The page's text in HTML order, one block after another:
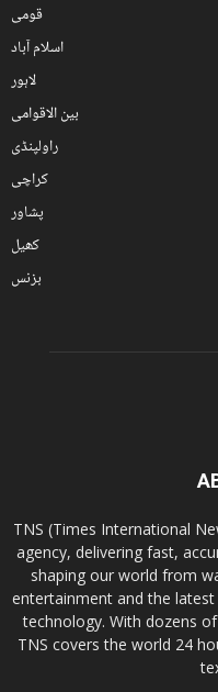
قومی
اسلام آباد
لاہور
بین الاقوامی
راولپنڈی
کراچی
پشاور
کھیل
بزنس
TNS (Times International
agency, delivering fast,
shaping our world from
entertainment and the
technology. With dozens
TNS covers the world 24